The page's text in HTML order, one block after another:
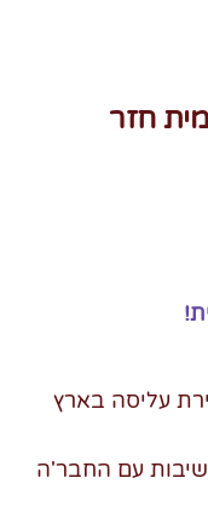
חזר
עליסה בארץ
עם החבר'ה